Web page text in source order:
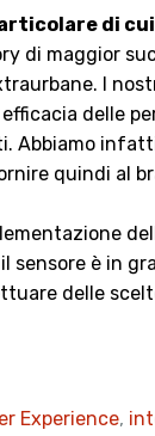
di
di maggior
I
delle
Abbiamo
quindi al
sensore è in
delle
Experience,